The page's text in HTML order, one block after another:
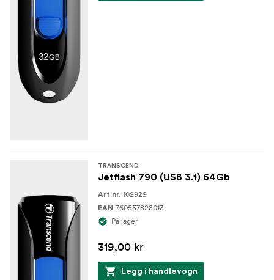
TRANSCEND
Jetflash 790 (USB 3.1) 64Gb
Art.nr. 102929
EAN 760557828013
På lager
319,00 kr
Legg i handlevogn